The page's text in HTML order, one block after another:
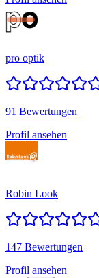
pro optik
91 Bewertungen
Profil ansehen
Robin Look
147 Bewertungen
Profil ansehen